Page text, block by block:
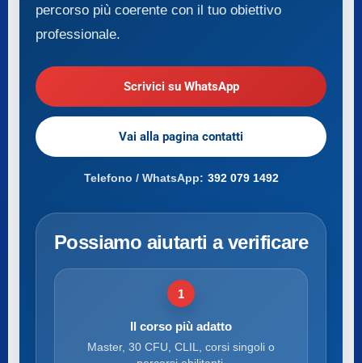
percorso più coerente con il tuo obiettivo
professionale.
Scrivici su WhatsApp
Vai alla pagina contatti
Telefono / WhatsApp: 392 079 1492
Possiamo aiutarti a verificare
1
Il corso più adatto
Master, 30 CFU, CLIL, corsi singoli o